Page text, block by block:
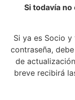
Si todavía
Si ya es Socio
contraseña,
de
breve recibirá